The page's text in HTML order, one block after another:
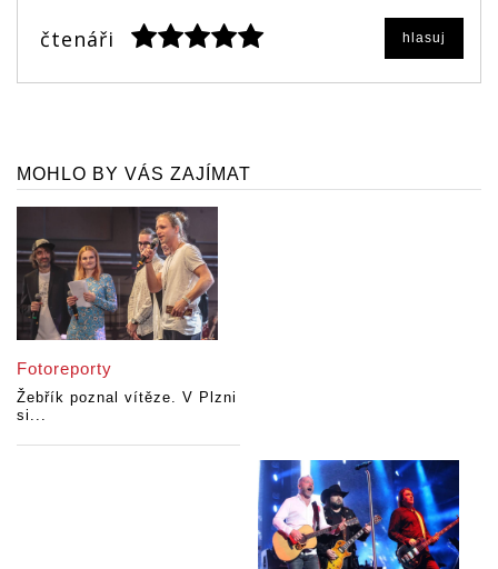
čtenáři hlasuj
MOHLO BY VÁS ZAJÍMAT
Fotoreporty
Žebřík poznal vítěze. V Plzni
si...